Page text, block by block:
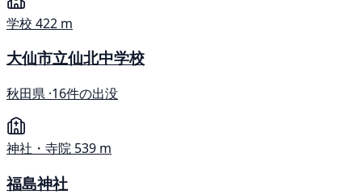
学校 422 m
大仙市立仙北中学校
秋田県 ·16件の出没
神社・寺院 539 m
福島神社